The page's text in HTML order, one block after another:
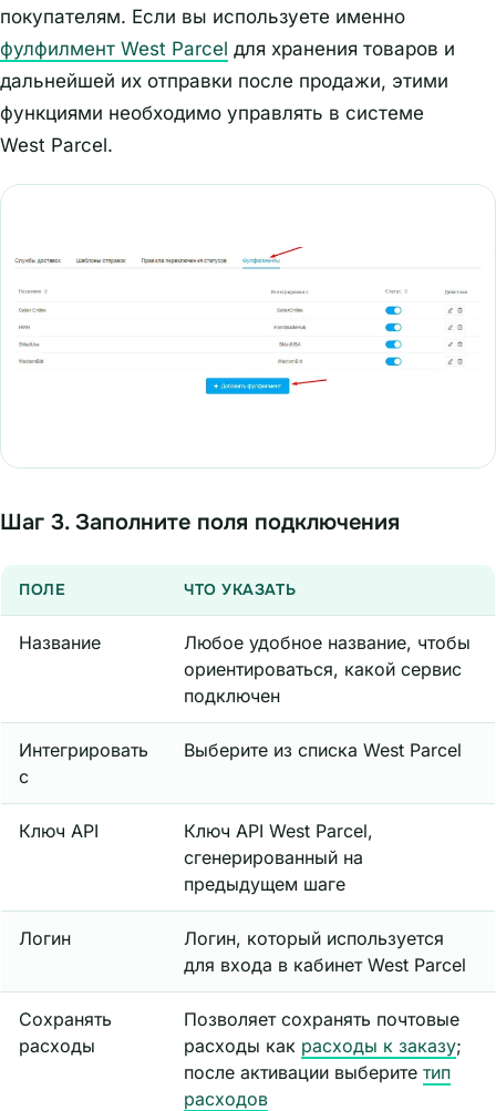
покупателям. Если вы используете именно
фулфилмент West Parcel для хранения товаров и
дальнейшей их отправки после продажи, этими
функциями необходимо управлять в системе
West Parcel.
Шаг 3. Заполните поля подключения
ПОЛЕ ЧТО УКАЗАТЬ
Название
Любое удобное название, чтобы
ориентироваться, какой сервис
подключен
Интегрировать
с
Выберите из списка West Parcel
Ключ API
Ключ API West Parcel,
сгенерированный на
предыдущем шаге
Логин
Логин, который используется
для входа в кабинет West Parcel
Сохранять
расходы
Позволяет сохранять почтовые
расходы как расходы к заказу;
после активации выберите тип
расходов